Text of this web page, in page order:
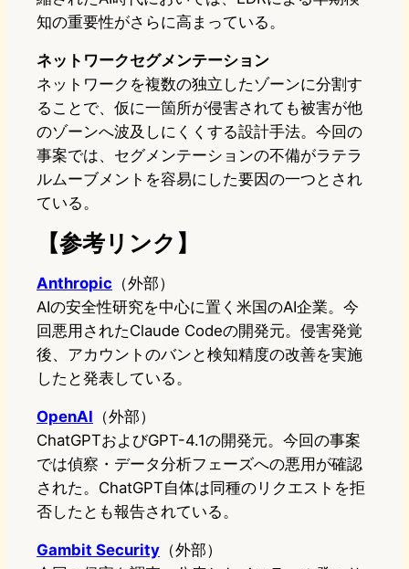
知の重要性がさらに高まっている。
ネットワークセグメンテーション
ネットワークを複数の独立したゾーンに分割す
ることで、仮に一箇所が侵害されても被害が他
のゾーンへ波及しにくくする設計手法。今回の
事案では、セグメンテーションの不備がラテラ
ルムーブメントを容易にした要因の一つとされ
ている。
【参考リンク】
Anthropic （外部）
AIの安全性研究を中心に置く米国のAI企業。今
回悪用されたClaude Codeの開発元。侵害発覚
後、アカウントのバンと検知精度の改善を実施
したと発表している。
OpenAI （外部）
ChatGPTおよびGPT-4.1の開発元。今回の事案
では偵察・データ分析フェーズへの悪用が確認
された。ChatGPT自体は同種のリクエストを拒
否したとも報告されている。
Gambit Security （外部）